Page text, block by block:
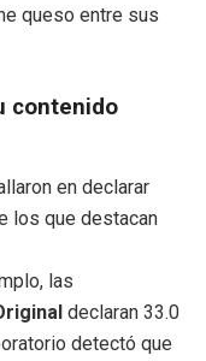
queso entre sus
contenido
en declarar
los que destacan
las
declaran 33.0
detectó que